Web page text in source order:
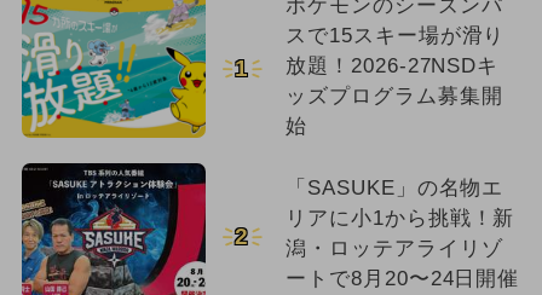
1
ポケモンのシーズンパ
スで15スキー場が滑り
放題！2026-27NSDキ
ッズプログラム募集開
始
2
「SASUKE」の名物エ
リアに小1から挑戦！新
潟・ロッテアライリゾ
ートで8月20〜24日開催